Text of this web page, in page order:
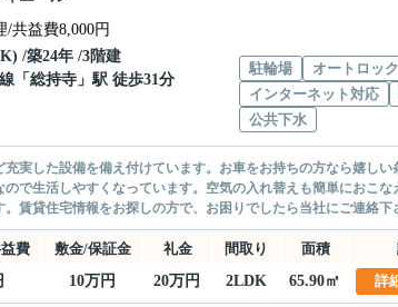
/共益費8,000円
/築24年 /3階建
「 総持寺 」駅 徒歩31分
駐輪場 オートロック
インターネット対応
公共下水
実した設備を備え付けています。お車をお持ちの方なら嬉し
で生活しやすくなっています。空気の入れ替えも簡単におこ
賃貸住宅情報をお探しの方で、お困りでしたら当社にご連絡下
費 敷金/保証金 礼金 間取り 面積
10万円 20万円 2LDK 65.90㎡ 詳